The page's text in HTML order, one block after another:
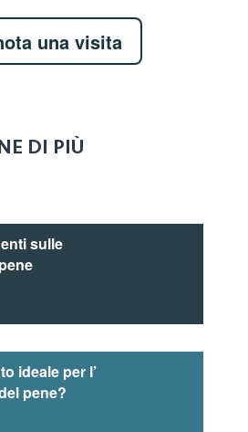
una visita
DI PIÙ
sulle
ideale per l’
pene?